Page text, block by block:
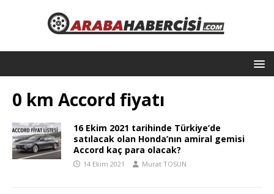
0 km Accord fiyatı
16 Ekim 2021 tarihinde Türkiye’de
satılacak olan Honda’nın amiral gemisi
Accord kaç para olacak?
14 Ekim 2021 Murat TOSUN